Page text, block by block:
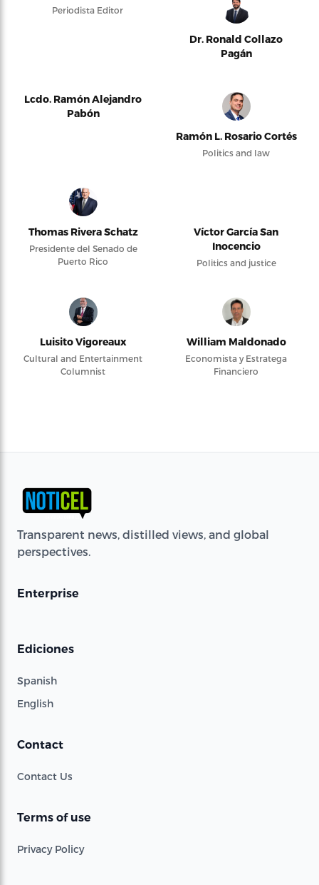
Periodista Editor
Dr. Ronald Collazo
Pagán
Lcdo. Ramón Alejandro
Pabón
Ramón L. Rosario Cortés
Politics and law
Thomas Rivera Schatz
Presidente del Senado de
Puerto Rico
Víctor García San
Inocencio
Politics and justice
Luisito Vigoreaux
Cultural and Entertainment
Columnist
William Maldonado
Economista y Estratega
Financiero
Transparent news, distilled views, and global
perspectives.
Enterprise
Ediciones
Spanish
English
Contact
Contact Us
Terms of use
Privacy Policy